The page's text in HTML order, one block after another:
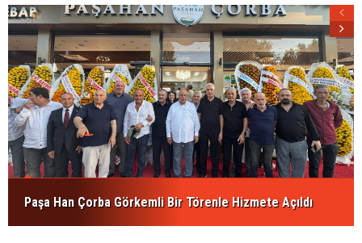
Paşa Han Çorba Görkemli Bir Törenle Hizmete Açıldı